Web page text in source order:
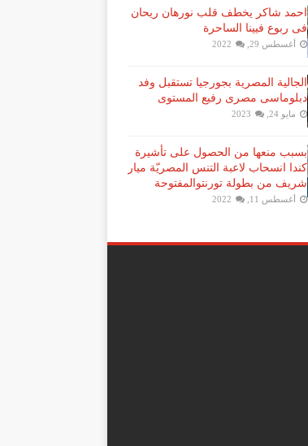
احمد شاكر يخطف قلب نورهان ريحان
فى ربوع فيينا الساحرة
أغسطس 29, 2022
الجالية المصرية بجورجيا تستقبل وفد
دبلوماسى مصرى رفيع المستوى
مايو 24, 2023
بسبب منعها من الحصول على تأشيرة
كندا انسحاب لاعبة ​التنس​ المصريّة ​ميار
شريف​ من بطولة ​تورنتو​المفتوحة
أغسطس 11, 2022